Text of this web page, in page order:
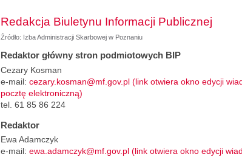
Redakcja Biuletynu Informacji Publicznej
Źródło: Izba Administracji Skarbowej w Poznaniu
Redaktor główny stron podmiotowych BIP
Cezary Kosman
e-mail: cezary.kosman@mf.gov.pl (link otwiera okno edycji
pocztę elektroniczną)
tel. 61 85 86 224
Redaktor
Ewa Adamczyk
e-mail: ewa.adamczyk@mf.gov.pl (link otwiera okno edycji